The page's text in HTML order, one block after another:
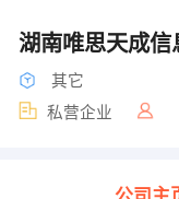
湖南唯思天成信
其它
私营企业